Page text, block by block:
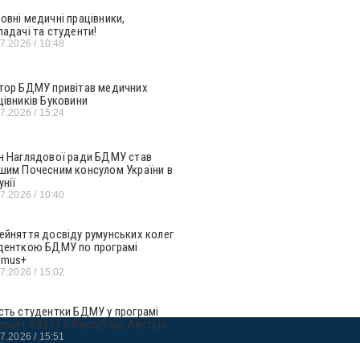
медичні працівники,
та студенти!
10:48
БДМУ привітав медичних
Буковини
15:24
Наглядової ради БДМУ став
Почесним консулом України в
10:40
досвіду румунських колег
БДМУ по програмі
15:02
студентки БДМУ у програмі
KA171 в Республіці Австрія
15:51